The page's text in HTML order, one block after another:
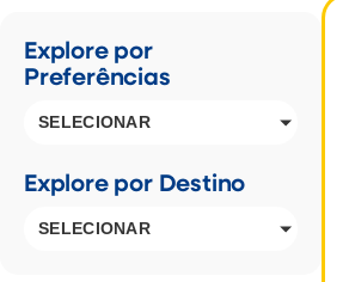
Explore por
Preferências
SELECIONAR
Explore por Destino
SELECIONAR